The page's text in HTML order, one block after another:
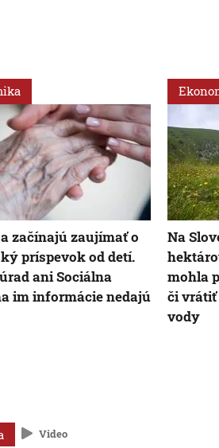
začínajú zaujímať o
príspevok od detí.
ani Sociálna
im informácie nedajú
Na
mohla
či vrátiť
vody
Video